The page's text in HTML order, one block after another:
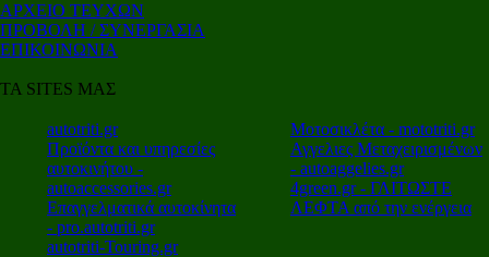
ΑΡΧΕΙΟ ΤΕΥΧΩΝ
ΠΡΟΒΟΛΗ / ΣΥΝΕΡΓΑΣΙΑ
ΕΠΙΚΟΙΝΩΝΙΑ
ΤΑ SITES ΜΑΣ
autotriti.gr
Προϊόντα και υπηρεσίες
αυτοκινήτου -
autoaccessories.gr
Επαγγελματικά αυτοκίνητα
- pro.autotriti.gr
autotriti-Touring.gr
Μοτοσικλέτα - mototriti.gr
Αγγελιες Μεταχειρισμένων
- autoaggelies.gr
4green.gr - ΓΛΙΤΩΣΤΕ
ΛΕΦΤΑ από την ενέργεια